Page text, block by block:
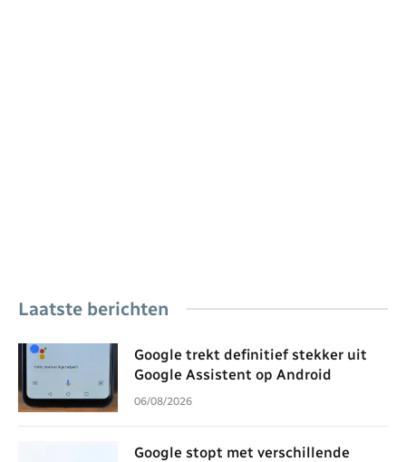
Laatste berichten
Google trekt definitief stekker uit
Google Assistent op Android
06/08/2026
Google stopt met verschillende